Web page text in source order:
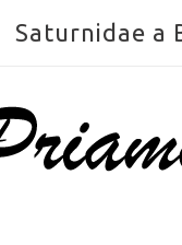
Saturnidae a